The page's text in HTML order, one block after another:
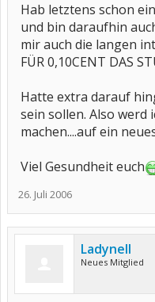
Hab letztens schon
und bin daraufhin
mir auch die langen
FÜR 0,10CENT DAS
Hatte extra darauf
sein sollen. Also werd
machen....auf ein
Viel Gesundheit euch
26. Juli 2006
Ladynell
Neues Mitglied